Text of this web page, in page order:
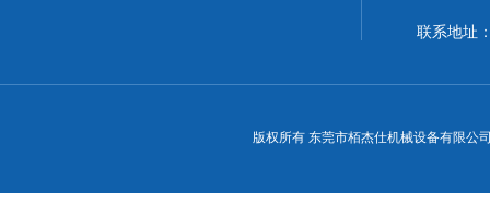
联系地址
版权所有 东莞市栢杰仕机械设备有限公